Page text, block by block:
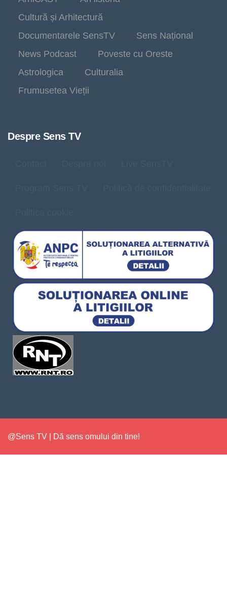
Cultură și Arhitectură
Documentarele SensTV
Sens Național
News Podcast
Poveste cu Oreste
Astrologica
Culturalia
Frumusetea Vieții
Despre Sens TV
@Sens TV | Dă sens omului din tine!